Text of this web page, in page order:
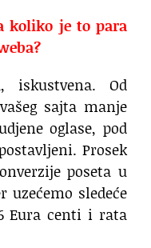
koliko je to para
iskustvena. Od
sajta manje
oglase, pod
Prosek
poseta u
sledeće
Eura centi i rata